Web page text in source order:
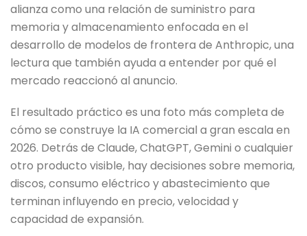
alianza como una relación de suministro para
memoria y almacenamiento enfocada en el
desarrollo de modelos de frontera de Anthropic, una
lectura que también ayuda a entender por qué el
mercado reaccionó al anuncio.
El resultado práctico es una foto más completa de
cómo se construye la IA comercial a gran escala en
2026. Detrás de Claude, ChatGPT, Gemini o cualquier
otro producto visible, hay decisiones sobre memoria,
discos, consumo eléctrico y abastecimiento que
terminan influyendo en precio, velocidad y
capacidad de expansión.